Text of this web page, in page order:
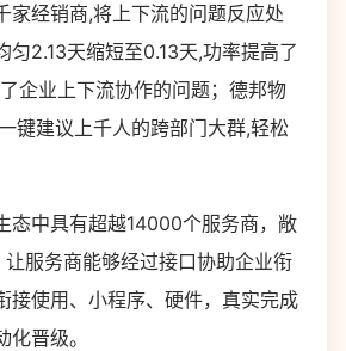
家经销商,将上下流的问题反应处
匀2.13天缩短至0.13天,功率提高了
企业上下流协作的问题；德邦物
键建议上千人的跨部门大群,轻松
态中具有超越14000个服务商，敞
服务商能够经过接口协助企业衔
接使用、小程序、硬件，真实完成
晋级。